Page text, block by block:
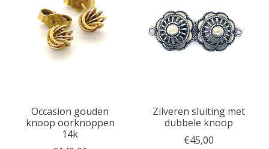
Occasion gouden
knoop oorknoppen
14k
Zilveren sluiting met
dubbele knoop
€45,00